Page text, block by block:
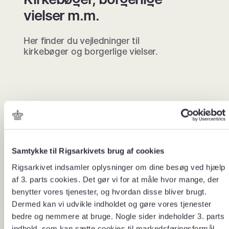
Samtykke til Rigsarkivets brug af cookies
Rigsarkivet indsamler oplysninger om dine besøg ved hjælp
af 3. parts cookies. Det gør vi for at måle hvor mange, der
benytter vores tjenester, og hvordan disse bliver brugt.
Dermed kan vi udvikle indholdet og gøre vores tjenester
bedre og nemmere at bruge. Nogle sider indeholder 3. parts
vielser m.m.
Her finder du vejledninger til
kirkebøger og borgerlige vielser.